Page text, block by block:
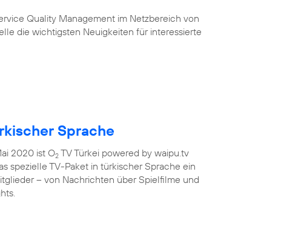
Quality Management im Netzbereich von
die wichtigsten Neuigkeiten für interessierte
Sprache
2020 ist O2 TV Türkei powered by waipu.tv
spezielle TV-Paket in türkischer Sprache ein
– von Nachrichten über Spielfilme und